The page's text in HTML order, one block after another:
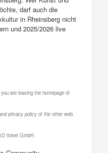
darf auch die
in Rheinsberg nicht
und 2025/2026 live
are leaving the homepage of
privacy policy of the other web
ticket GmbH.